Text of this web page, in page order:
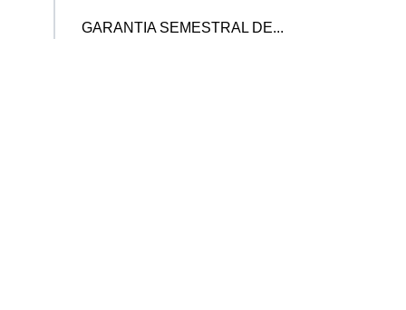
GARANTIA SEMESTRAL DE...